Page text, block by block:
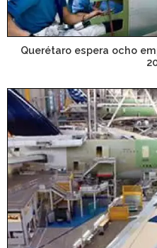
Querétaro espera ocho